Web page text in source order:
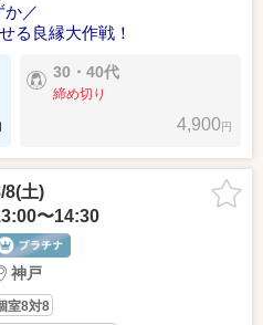
か／
る良縁大作戦！
30・40代
締め切り
4,900円
8(土)
〜14:30
神戸
室8対8